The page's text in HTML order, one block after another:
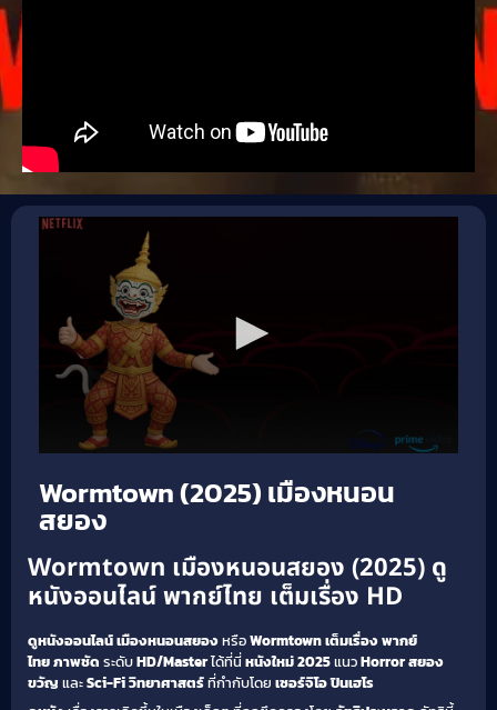
Wormtown (2025) เมืองหนอน
สยอง
Wormtown เมืองหนอนสยอง (2025) ดู
หนังออนไลน์ พากย์ไทย เต็มเรื่อง HD
ดูหนังออนไลน์เมืองหนอนสยองหรือWormtownเต็มเรื่องพากย์
ไทยภาพชัด ระดับHD/Masterได้ที่นี่หนังใหม่ 2025แนวHorror สยอง
ขวัญ และSci-Fi วิทยาศาสตร์ที่กำกับโดย เซอร์จิโอ ปินเฮโร